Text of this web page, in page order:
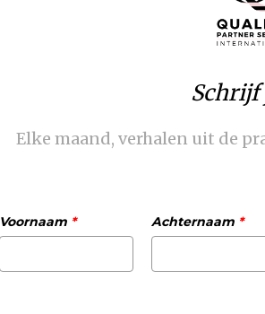
Schrijf
Elke maand, verhalen uit de
Voornaam * Achternaam *